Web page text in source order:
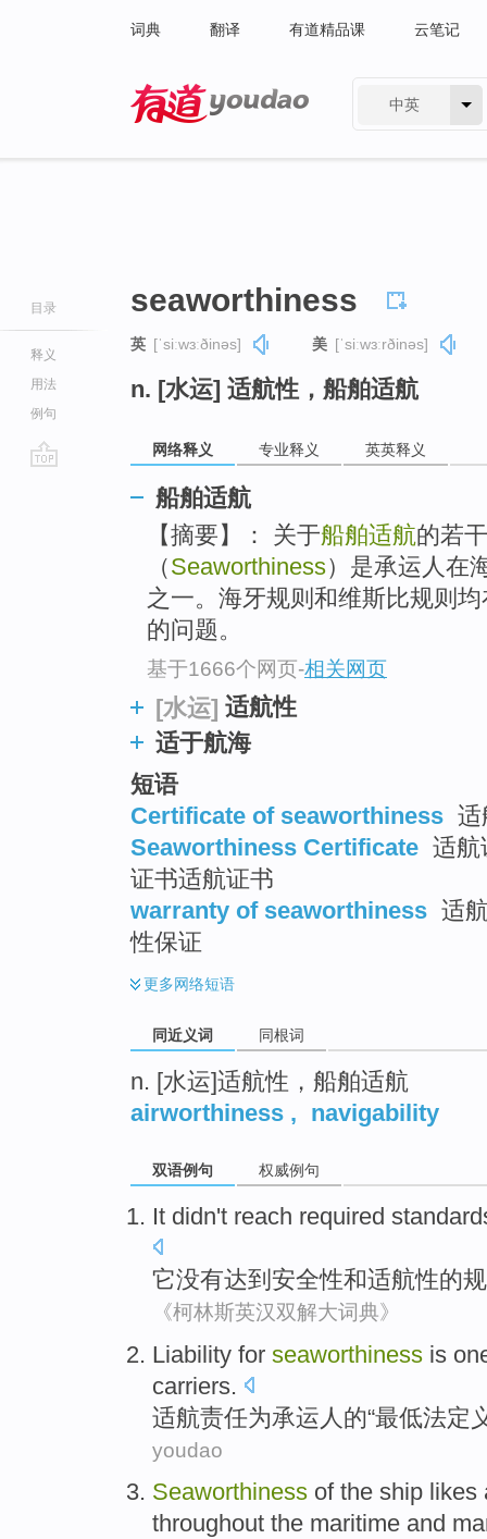
词典 翻译 有道精品课 云笔记
中英
目录
释义
用法
例句
seaworthiness
英 [ˈsiːwɜːðinəs] 美 [ˈsiːwɜːrðinəs]
n. [水运] 适航性，船舶适航
网络释义 专业释义 英英释义
船舶适航
【摘要】： 关于船舶适航的若
（Seaworthiness）是承运人在
之一。海牙规则和维斯比规则
的问题。
基于1666个网页-相关网页
[水运] 适航性
适于航海
短语
Certificate of seaworthiness 适
Seaworthiness Certificate 适航
证书适航证书
warranty of seaworthiness 适
性保证
更多网络短语
同近义词 同根词
n. [水运]适航性，船舶适航
airworthiness , navigability
双语例句 权威例句
It didn't reach required
它没有达到 安全性和适航性的
《柯林斯英汉双解大词典》
Liability for seaworthiness is
carriers.
适航责任为承运人 的“最低法定
youdao
Seaworthiness of the ship likes
throughout the maritime and